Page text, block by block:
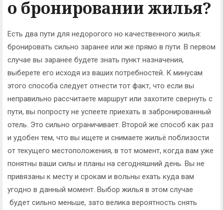
о бронировании жилья?
Есть два пути для недорогого но качественного жилья:
бронировать сильно заранее или же прямо в пути. В первом
случае вы заранее будете знать пункт назначения,
выберете его исходя из ваших потребностей. К минусам
этого способа следует отнести тот факт, что если вы
неправильно рассчитаете маршрут или захотите свернуть с
пути, вы попросту не успеете приехать в забронированный
отель. Это сильно ограничивает. Второй же способ как раз
и удобен тем, что вы ищете и снимаете жильё поблизости
от текущего местоположения, в тот момент, когда вам уже
понятны ваши силы и планы на сегодняшний день. Вы не
привязаны к месту и срокам и вольны ехать куда вам
угодно в данный момент. Выбор жилья в этом случае
будет сильно меньше, зато велика вероятность снять